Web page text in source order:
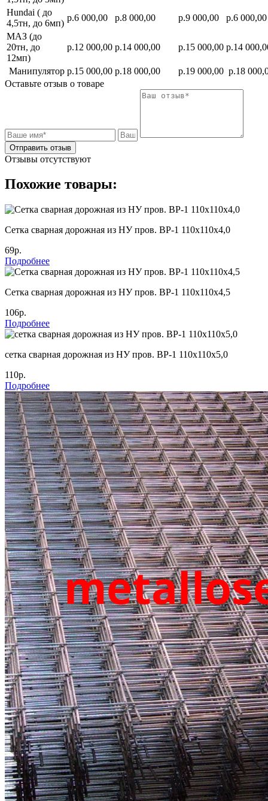
Hundai ( до
4,5тн, до 6мп)
р.6 000,00 р.8 000,00 р.9 000,00
р.6 000,00
МАЗ (до
20тн, до
12мп)
р.12 000,00 р.14 000,00 р.15 000,00 р.14
Манипулятор р.15 000,00 р.18 000,00 р.19 000,00 р.18
Оставьте отзыв о товаре
Отправить отзыв
Отзывы отсутствуют
Похожие товары:
Cетка сварная дорожная из НУ пров. ВР-1 110х110х4,0
69р.
Подробнее
Cетка сварная дорожная из НУ пров. ВР-1 110х110х4,5
106р.
Подробнее
сетка сварная дорожная из НУ пров. ВР-1 110х110х5,0
110р.
Подробнее